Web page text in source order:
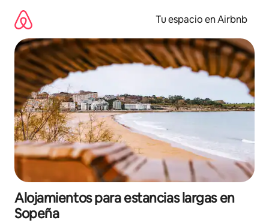
contenido
Tu espacio en Airbnb
Alojamientos para estancias largas en
Sopeña